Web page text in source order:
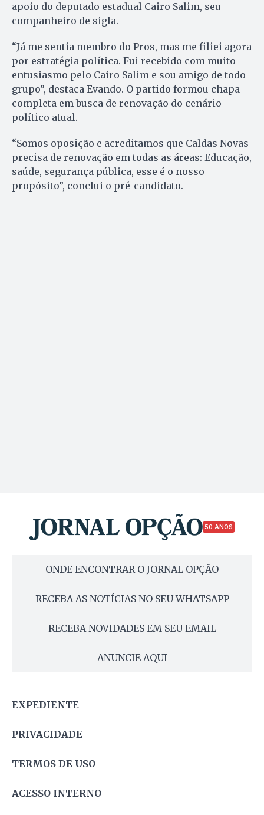
apoio do deputado estadual Cairo Salim, seu
companheiro de sigla.
“Já me sentia membro do Pros, mas me filiei agora
por estratégia política. Fui recebido com muito
entusiasmo pelo Cairo Salim e sou amigo de todo
grupo”, destaca Evando. O partido formou chapa
completa em busca de renovação do cenário
político atual.
“Somos oposição e acreditamos que Caldas Novas
precisa de renovação em todas as áreas: Educação,
saúde, segurança pública, esse é o nosso
propósito”, conclui o pré-candidato.
50 ANOS
ONDE ENCONTRAR O JORNAL OPÇÃO
RECEBA AS NOTÍCIAS NO SEU WHATSAPP
RECEBA NOVIDADES EM SEU EMAIL
ANUNCIE AQUI
EXPEDIENTE
PRIVACIDADE
TERMOS DE USO
ACESSO INTERNO